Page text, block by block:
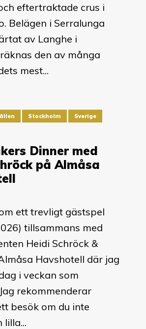
eftertraktade crus i
Belägen i Serralunga
av Langhe i
den av många
mest...
Stockholm Sverige
Dinner med
på Almåsa
ett trevligt gästspel
tillsammans med
Heidi Schröck &
Havshotell där jag
i veckan som
rekommenderar
besök om du inte
lilla...